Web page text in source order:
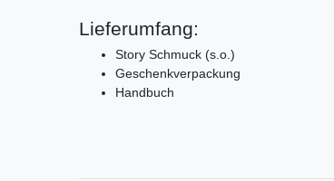
Lieferumfang:
Story Schmuck (s.o.)
Geschenkverpackung
Handbuch